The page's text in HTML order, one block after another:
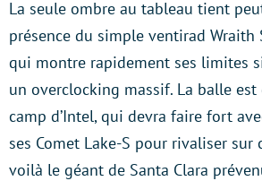
La seule ombre au tableau tient
présence du simple ventirad Wraith
qui montre rapidement ses limites
un overclocking massif. La balle
camp d’Intel, qui devra faire fort
ses Comet Lake-S pour rivaliser sur
voilà le géant de Santa Clara